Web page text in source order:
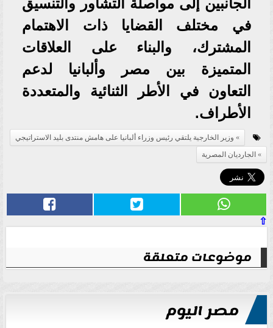
في مختلف القضايا ذات الاهتمام
المشترك، والبناء على العلاقات
المتميزة بين مصر وألبانيا لدعم
التعاون في الأطر الثنائية والمتعددة
الأطراف.
وزير الخارجية يلتقي رئيس وزراء ألبانيا على هامش منتدى بليد الاستراتيجي
الجارديان المصرية
⇧
موضوعات متعلقة
مصر اليوم